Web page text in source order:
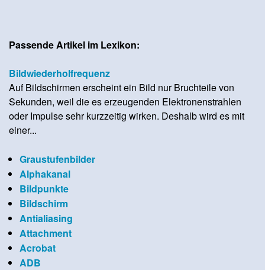
Passende Artikel im Lexikon:
Bildwiederholfrequenz
Auf Bildschirmen erscheint ein Bild nur Bruchteile von
Sekunden, weil die es erzeugenden Elektronenstrahlen
oder Impulse sehr kurzzeitig wirken. Deshalb wird es mit
einer...
Graustufenbilder
Alphakanal
Bildpunkte
Bildschirm
Antialiasing
Attachment
Acrobat
ADB